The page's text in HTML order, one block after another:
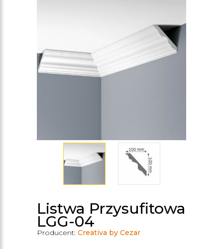
Listwa Przysufitowa
LGG-04
Producent: Creativa by Cezar